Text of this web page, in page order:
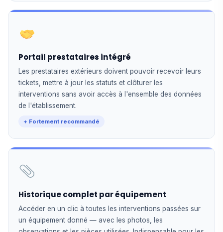
Portail prestataires intégré
Les prestataires extérieurs doivent pouvoir recevoir leurs
tickets, mettre à jour les statuts et clôturer les
interventions sans avoir accès à l'ensemble des données
de l'établissement.
+ Fortement recommandé
Historique complet par équipement
Accéder en un clic à toutes les interventions passées sur
un équipement donné — avec les photos, les